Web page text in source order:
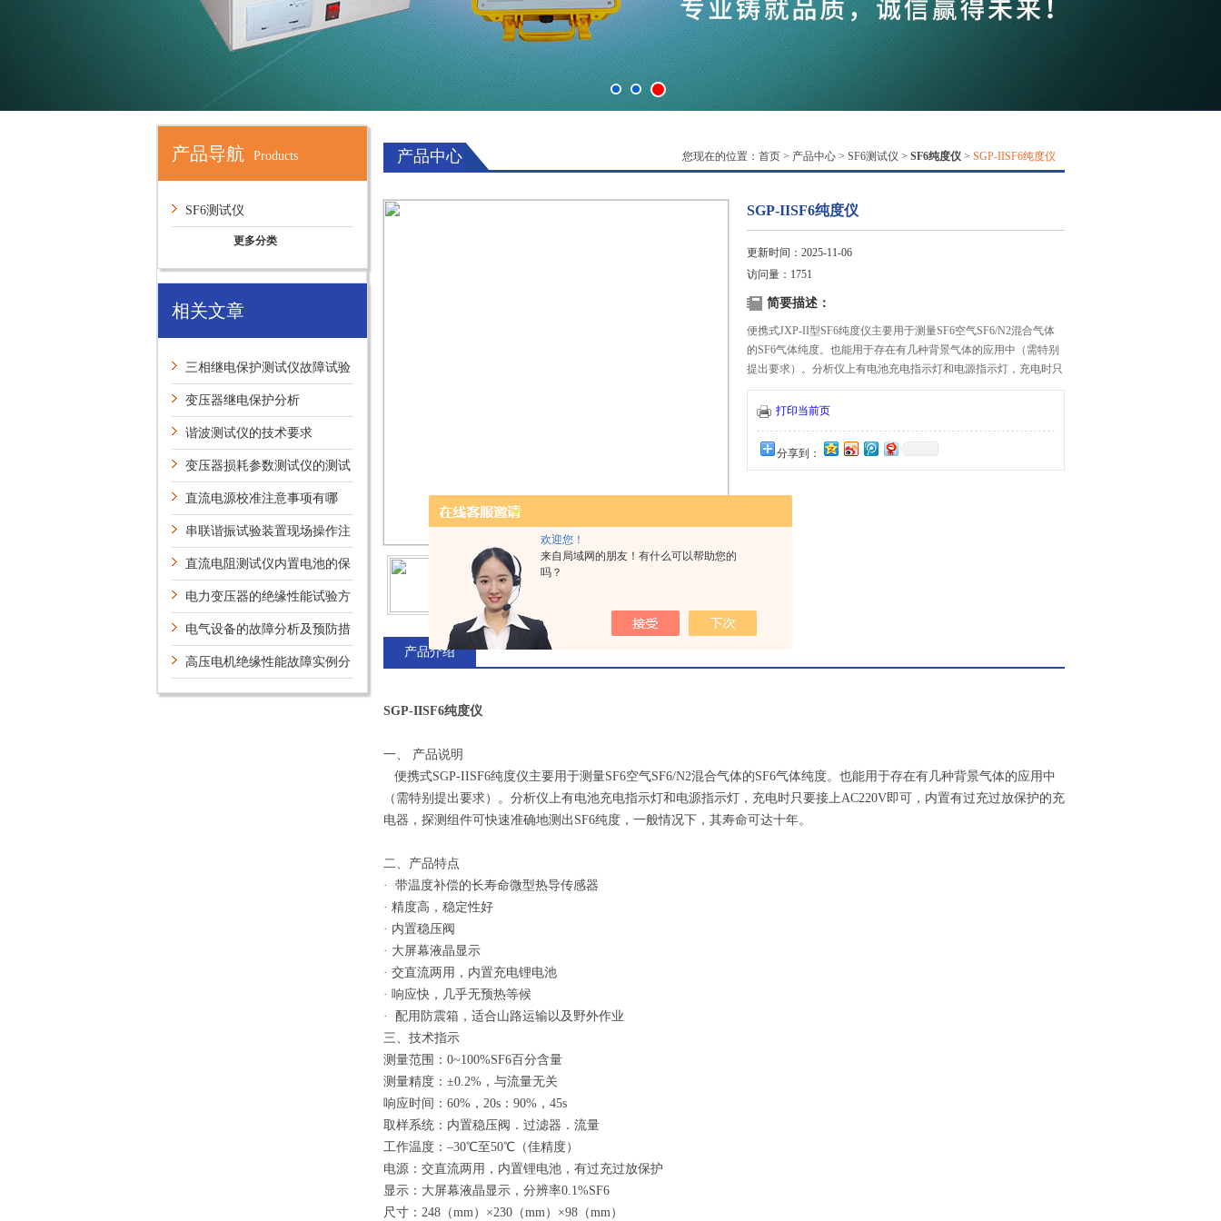
欢迎您！
来自局域网的朋友！有什么可以帮助您的
吗？
产品导航 Products
SF6测试仪
更多分类
相关文章
三相继电保护测试仪故障试验
时间变压器继电保护分析
谐波测试仪的技术要求
变压器损耗参数测试仪的测试
事项直流电源校准注意事项有哪
些？串联谐振试验装置现场操作注
意事项
直流电阻测试仪内置电池的保
养 电力变压器的绝缘性能试验方
法 电气设备的故障分析及预防措
施 高压电机绝缘性能故障实例分
析
产品中心 您现在的位置： 首页 > 产品中心 > SF6测试仪 > SF6纯度仪 > SGP-IISF6纯度仪
SGP-IISF6纯度仪
更新时间：2025-11-06
访问量：1751
简要描述：
便携式JXP-II型SF6纯度仪主要用于测量SF6空气SF6/N2混合气体
的SF6气体纯度。也能用于存在有几种背景气体的应用中（需特别
提出要求）。分析仪上有电池充电指示灯和电源指示灯，充电时只
要接上AC220V即可，内置有过充过放保护的充电器，探测组件可
快速准确地测出SF6纯度，一般情况下，其寿命可达十年。
打印当前页
分享到：
产品介绍
SGP-IISF6纯度仪
一、 产品说明
便携式SGP-IISF6纯度仪主要用于测量SF6空气SF6/N2混合气体的SF6气体纯度。也能用于存在有几种背景气体的应用中
（需特别提出要求）。分析仪上有电池充电指示灯和电源指示灯，充电时只要接上AC220V即可，内置有过充过放保护的充
电器，探测组件可快速准确地测出 SF6纯度，一般情况下，其寿命可达十年。
二、 产品特点
·
带温度补偿的长寿命微型热导传感器
· 精度高，稳定性好
· 内置稳压阀
· 大屏幕液晶显示
· 交直流两用，内置充电锂电池
· 响应快，几乎无预热等候
·
配用防震箱，适合山路运输以及野外作业
三、 技术指示
测量范围： 0~100%SF6百分含量
测量精度：±0.2% ，与流量无关
响应时间： 60% ， 20s ： 90% ， 45s
取样系统：内置稳压阀．过滤器．流量
工作温度： –30℃至50℃（佳精度）
电源：交直流两用，内置锂电池，有过充过放保护
显示：大屏幕液晶显示，分辨率0.1%SF6
尺寸：248（mm）×230（mm）×98（mm）